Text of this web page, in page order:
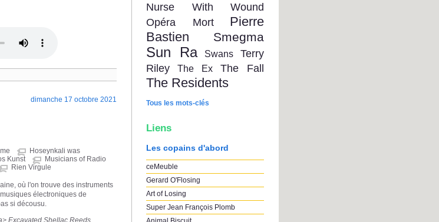
dimanche 17 octobre 2021
Hoseynkali was
Kunst
Musicians of Radio
Rien Virgule
où l'on trouve des instruments
électroniques de
si décousu.
Excavated Shellac Reeds
Nurse With Wound
Opéra Mort
Pierre
Bastien
Smegma
Sun Ra Swans
Terry
Riley
The Ex The Fall
The Residents
Tous les mots-clés
Liens
Les copains d'abord
ceMeuble
Gerard O'Flosing
Art of Losing
Super Jean François Plomb